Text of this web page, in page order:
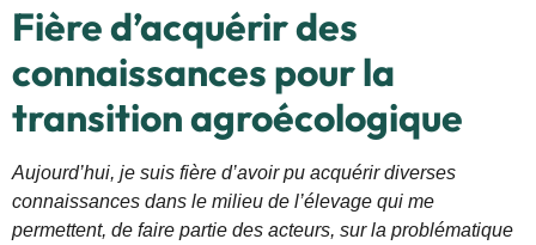
Fière d’acquérir des
connaissances pour la
transition agroécologique
Aujourd’hui, je suis fière d’avoir pu acquérir diverses
connaissances dans le milieu de l’élevage qui me
permettent, de faire partie des acteurs, sur la problématique